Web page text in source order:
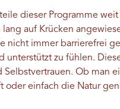
dieser Programme
auf Krücken
nicht immer barrierefrei
unterstützt zu fühlen.
Ob man
oder einfach die Natur